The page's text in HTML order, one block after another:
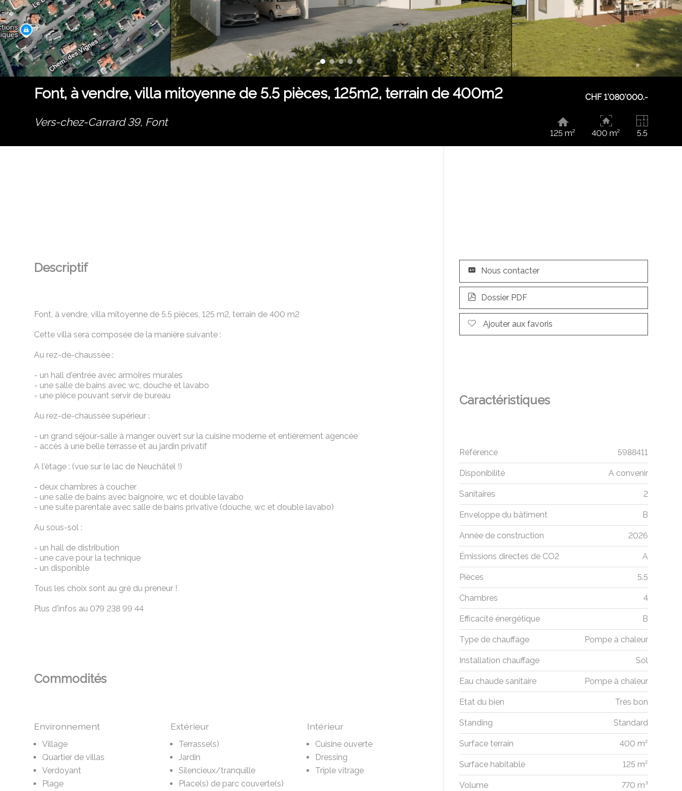
Font, à vendre, villa mitoyenne de 5.5 pièces, 125m2, terrain de 400m2 CHF 1'080'000.-
Vers-chez-Carrard 39, Font
125 m² 400 m² 5.5
Descriptif
Font, à vendre, villa mitoyenne de 5.5 pièces, 125 m2, terrain de 400 m2
Cette villa sera composée de la manière suivante :
Au rez-de-chaussée :
- un hall d'entrée avec armoires murales
- une salle de bains avec wc, douche et lavabo
- une pièce pouvant servir de bureau
Au rez-de-chaussée supérieur :
- un grand séjour-salle à manger ouvert sur la cuisine moderne et entièrement agencée
- accès à une belle terrasse et au jardin privatif
A l'étage : (vue sur le lac de Neuchâtel !)
- deux chambres à coucher
- une salle de bains avec baignoire, wc et double lavabo
- une suite parentale avec salle de bains privative (douche, wc et double lavabo)
Au sous-sol :
- un hall de distribution
- une cave pour la technique
- un disponible
Tous les choix sont au gré du preneur !
Plus d'infos au 079 238 99 44
Commodités
Environnement
Village
Quartier de villas
Verdoyant
Plage
Extérieur
Terrasse(s)
Jardin
Silencieux/tranquille
Place(s) de parc couverte(s)
Intérieur
Cuisine ouverte
Dressing
Triple vitrage
Nous contacter
Dossier PDF
Ajouter aux favoris
Caractéristiques
Référence 5988411
Disponibilité A convenir
Sanitaires 2
Enveloppe du bâtiment B
Année de construction 2026
Émissions directes de CO2 A
Pièces 5.5
Chambres 4
Efficacité énergétique B
Type de chauffage Pompe à chaleur
Installation chauffage Sol
Eau chaude sanitaire Pompe à chaleur
Etat du bien Très bon
Standing Standard
Surface terrain 400 m²
Surface habitable 125 m²
Volume 770 m³